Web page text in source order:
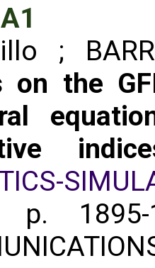
;
on the
p.